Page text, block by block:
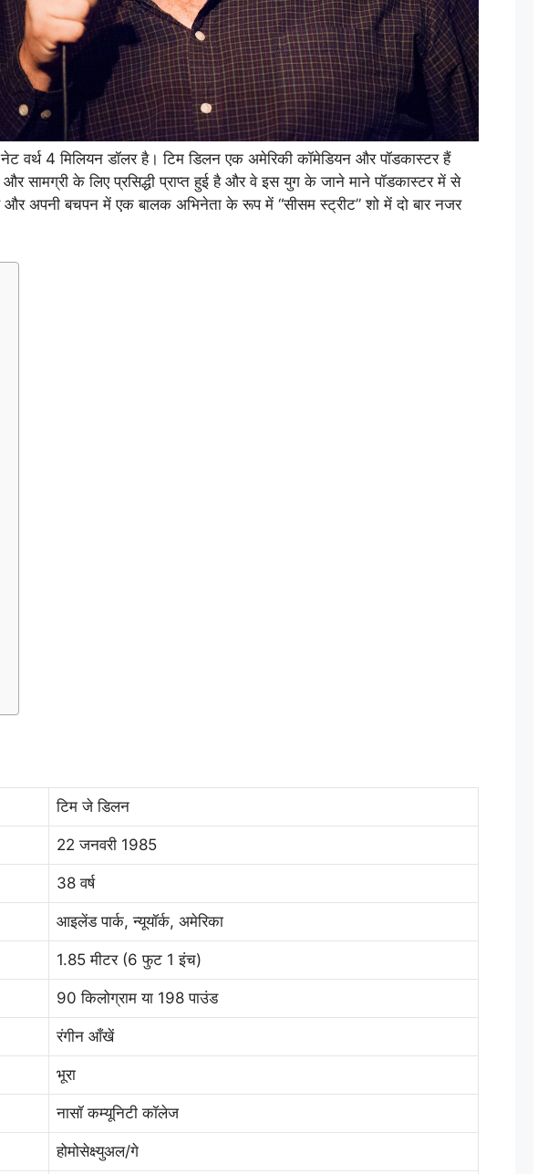
वर्थ 4 मिलियन डॉलर है। टिम डिलन एक अमेरिकी कॉमेडियन और पॉडकास्टर हैं
और सामग्री के लिए प्रसिद्धी प्राप्त हुई है और वे इस युग के जाने माने पॉडकास्टर में से
अपनी बचपन में एक बालक अभिनेता के रूप में “सीसम स्ट्रीट” शो में दो बार नजर
टिम जे डिलन
22 जनवरी 1985
38 वर्ष
आइलेंड पार्क, न्यूयॉर्क, अमेरिका
1.85 मीटर (6 फुट 1 इंच)
90 किलोग्राम या 198 पाउंड
रंगीन आँखें
भूरा
नासॉ कम्यूनिटी कॉलेज
होमोसेक्ष्युअल/गे